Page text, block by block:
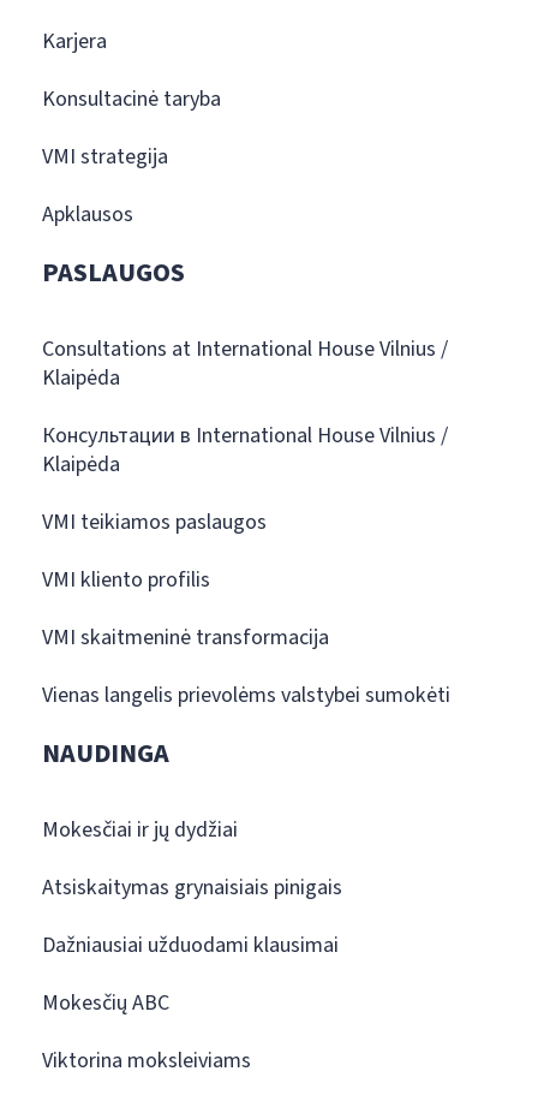
Karjera
Konsultacinė taryba
VMI strategija
Apklausos
PASLAUGOS
Consultations at International House Vilnius /
Klaipėda
Консультации в International House Vilnius /
Klaipėda
VMI teikiamos paslaugos
VMI kliento profilis
VMI skaitmeninė transformacija
Vienas langelis prievolėms valstybei sumokėti
NAUDINGA
Mokesčiai ir jų dydžiai
Atsiskaitymas grynaisiais pinigais
Dažniausiai užduodami klausimai
Mokesčių ABC
Viktorina moksleiviams